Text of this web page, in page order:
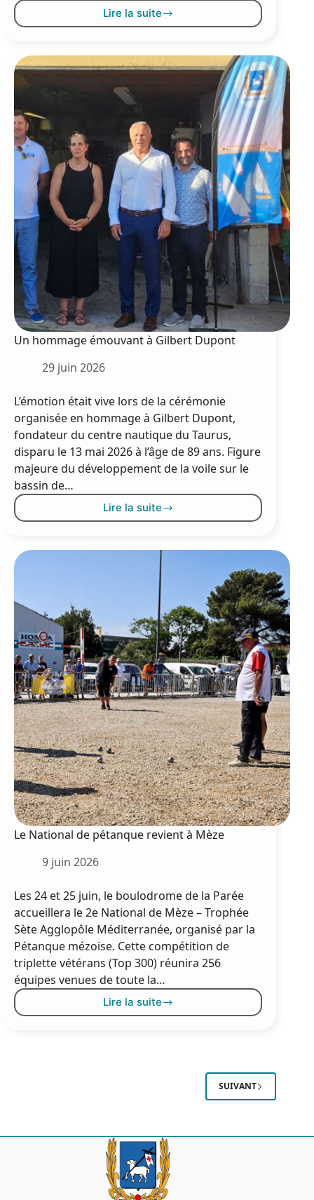
Lire la suite
Joutes
tournois
Un hommage émouvant à Gilbert Dupont
29 juin 2026
L’émotion était vive lors de la cérémonie
organisée en hommage à Gilbert Dupont,
fondateur du centre nautique du Taurus,
disparu le 13 mai 2026 à l’âge de 89 ans. Figure
majeure du développement de la voile sur le
bassin de…
Lire la suite
Un
Gilbert
Dupont
Le National de pétanque revient à Mèze
9 juin 2026
Les 24 et 25 juin, le boulodrome de la Parée
accueillera le 2e National de Mèze – Trophée
Sète Agglopôle Méditerranée, organisé par la
Pétanque mézoise. Cette compétition de
triplette vétérans (Top 300) réunira 256
équipes venues de toute la…
Lire la suite
Le
SUIVANT